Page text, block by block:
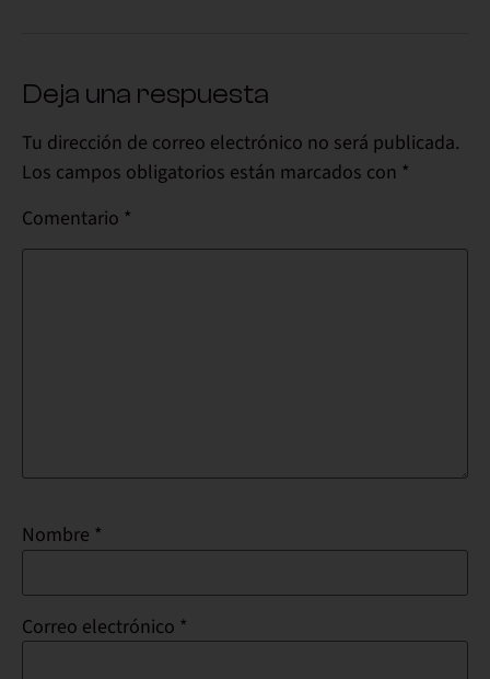
Deja una respuesta
Tu dirección de correo electrónico no será publicada.
Los campos obligatorios están marcados con *
Comentario *
Nombre *
Correo electrónico *